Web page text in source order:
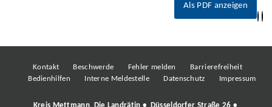
Als PDF anzeigen
Kontakt Beschwerde Fehler melden
Barrierefreiheit
Bedienhilfen
Interne Meldestelle Datenschutz Impressum
Kreis Mettmann, Die Landrätin • Düsseldorfer Straße 26 •